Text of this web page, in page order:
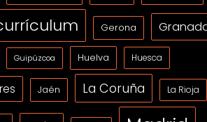
Gerona
Guipúzcoa Huelva Huesca
Jaén La Coruña La Rioja